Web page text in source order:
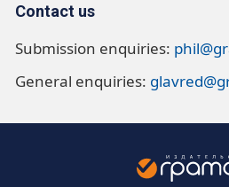
Contact us
Submission enquiries:
General enquiries: